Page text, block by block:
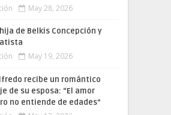
May 28, 2026
de Belkis Concepción y
May 19, 2026
recibe un romántico
de su esposa: “El amor
no entiende de edades”